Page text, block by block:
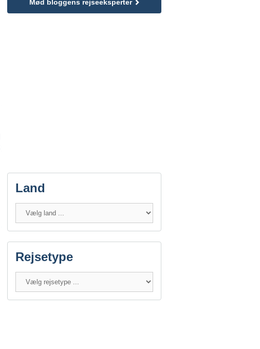
Mød bloggens rejseeksperter
Land
Rejsetype